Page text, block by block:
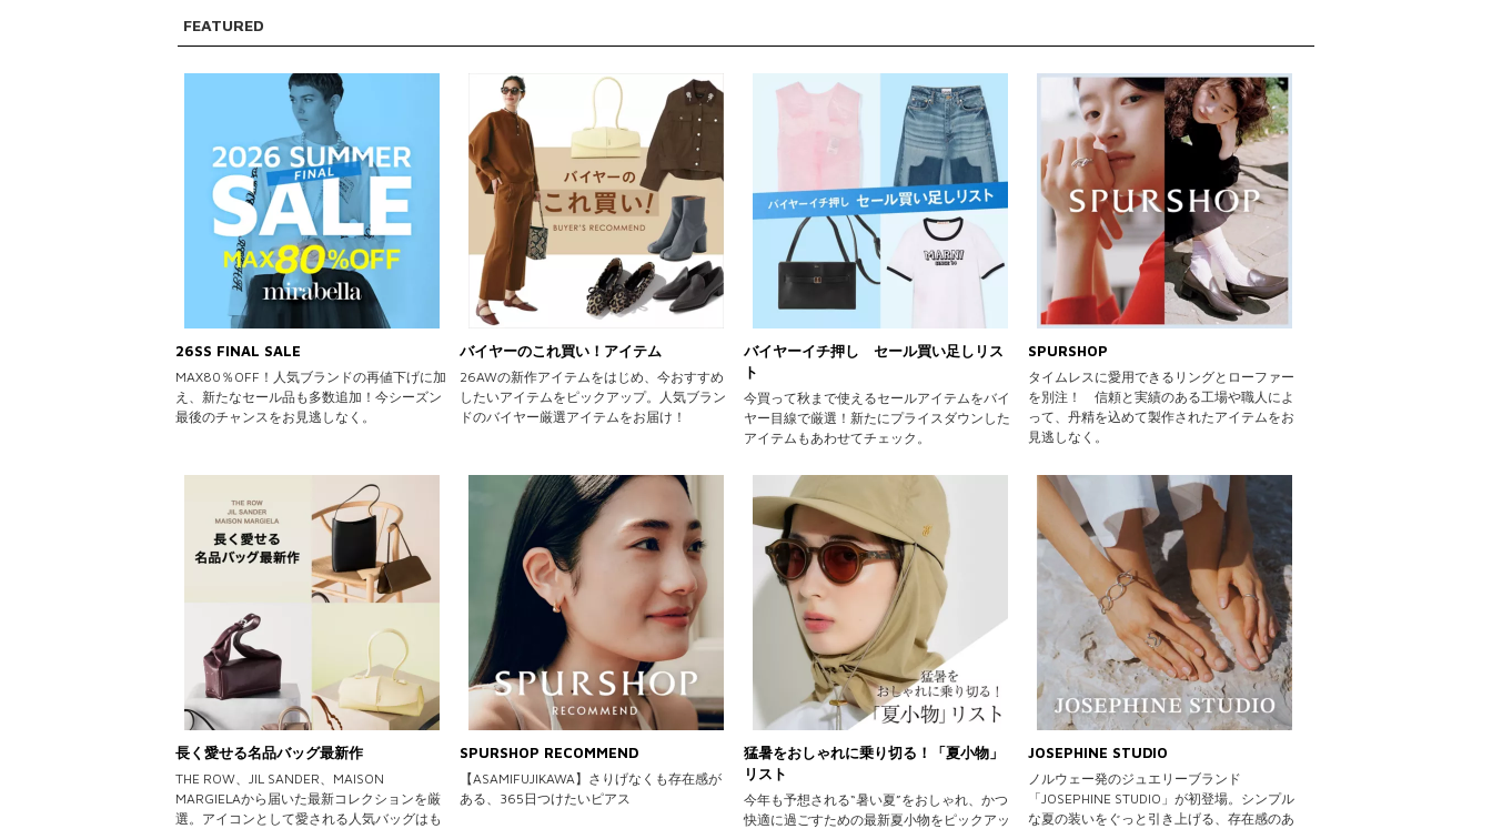
FEATURED
26SS FINAL SALE
MAX80％OFF！人気ブランドの再値下げに加
え、新たなセール品も多数追加！今シーズン
最後のチャンスをお見逃しなく。
バイヤーのこれ買い！アイテム
26AWの新作アイテムをはじめ、今おすすめ
したいアイテムをピックアップ。人気ブラン
ドのバイヤー厳選アイテムをお届け！
バイヤーイチ押し セール買い足しリス
ト
今買って秋まで使えるセールアイテムをバイ
ヤー目線で厳選！新たにプライスダウンした
アイテムもあわせてチェック。
SPURSHOP
タイムレスに愛用できるリングとローファー
を別注！ 信頼と実績のある工場や職人によ
って、丹精を込めて製作されたアイテムをお
見逃しなく。
長く愛せる名品バッグ最新作
THE ROW、JIL SANDER、MAISON
MARGIELAから届いた最新コレクションを厳
選。アイコンとして愛される人気バッグはも
SPURSHOP RECOMMEND
【ASAMIFUJIKAWA】さりげなくも存在感が
ある、365日つけたいピアス
猛暑をおしゃれに乗り切る！「夏小物」
リスト
今年も予想される“暑い夏”をおしゃれ、かつ
快適に過ごすための最新夏小物をピックアッ
JOSEPHINE STUDIO
ノルウェー発のジュエリーブランド
「JOSEPHINE STUDIO」が初登場。シンプル
な夏の装いをぐっと引き上げる、存在感のあ